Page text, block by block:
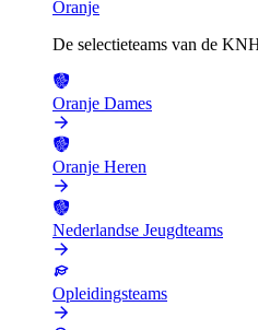
Oranje
De selectieteams van de
Oranje Dames
Oranje Heren
Nederlandse Jeugdteams
Opleidingsteams